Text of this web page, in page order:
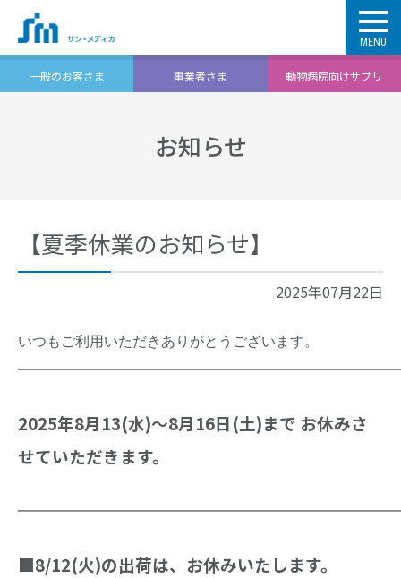
一般のお客さま 事業者さま 動物病院向けサプリ
MENU
お知らせ
【夏季休業のお知らせ】
2025年07月22日
いつもご利用いただきありがとうございます。
2025年8月13(水)～8月16日(土)まで お休みさ
せていただきます。
■8/12(火)の出荷は、お休みいたします。